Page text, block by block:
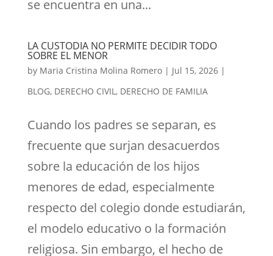
se encuentra en una...
LA CUSTODIA NO PERMITE DECIDIR TODO
SOBRE EL MENOR
by Maria Cristina Molina Romero| Jul 15, 2026|
BLOG, DERECHO CIVIL, DERECHO DE FAMILIA
Cuando los padres se separan, es
frecuente que surjan desacuerdos
sobre la educación de los hijos
menores de edad, especialmente
respecto del colegio donde estudiarán,
el modelo educativo o la formación
religiosa. Sin embargo, el hecho de